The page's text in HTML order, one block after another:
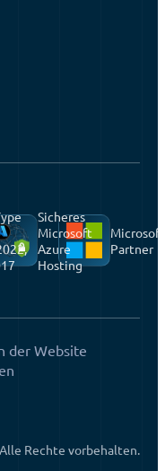
Sicheres
Microsoft
Azure
Hosting
Partner
der Website
Rechte vorbehalten.